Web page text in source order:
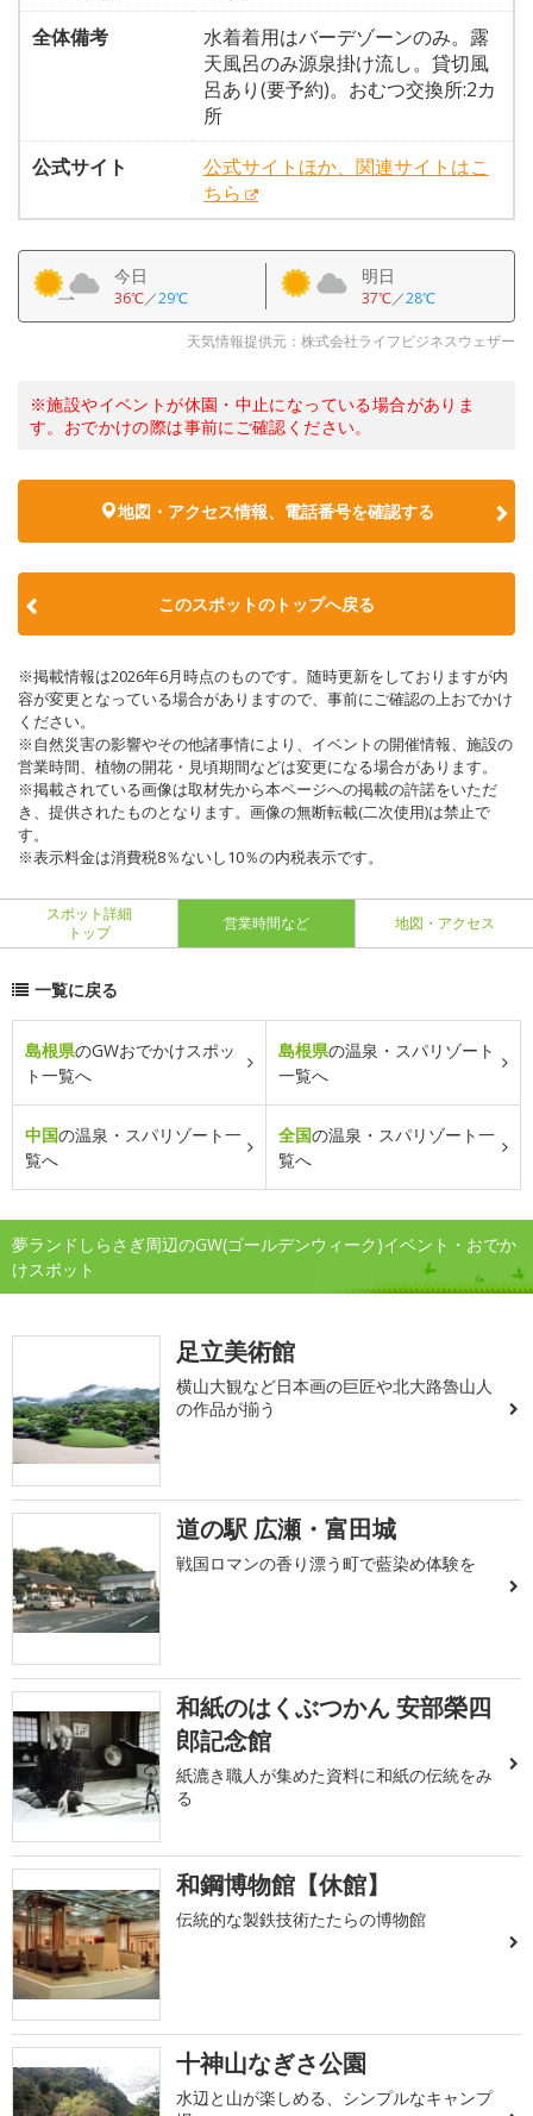
全体備考
水着着用はバーデゾーンのみ。露
天風呂のみ源泉掛け流し。貸切風
呂あり(要予約)。おむつ交換所:2カ
所
公式サイト
公式サイトほか、関連サイトはこ
ちら
今日
36℃／29℃
明日
37℃／28℃
天気情報提供元：株式会社ライフビジネスウェザー
※施設やイベントが休園・中止になっている場合がありま
す。おでかけの際は事前にご確認ください。
地図・アクセス情報、電話番号を確認する
このスポットのトップへ戻る
※掲載情報は2026年6月時点のものです。随時更新をしておりますが内
容が変更となっている場合がありますので、事前にご確認の上おでかけ
ください。
※自然災害の影響やその他諸事情により、イベントの開催情報、施設の
営業時間、植物の開花・見頃期間などは変更になる場合があります。
※掲載されている画像は取材先から本ページへの掲載の許諾をいただ
き、提供されたものとなります。画像の無断転載(二次使用)は禁止で
す。
※表示料金は消費税8％ないし10％の内税表示です。
スポット詳細
トップ
営業時間など 地図・アクセス
一覧に戻る
島根県のGWおでかけスポッ
ト一覧へ
島根県の温泉・スパリゾート
一覧へ
中国の温泉・スパリゾート一
覧へ
全国の温泉・スパリゾート一
覧へ
夢ランドしらさぎ周辺のGW(ゴールデンウィーク)イベント・おでか
けスポット
足立美術館
横山大観など日本画の巨匠や北大路魯山人
の作品が揃う
道の駅 広瀬・富田城
戦国ロマンの香り漂う町で藍染め体験を
和紙のはくぶつかん 安部榮四
郎記念館
紙漉き職人が集めた資料に和紙の伝統をみ
る
和鋼博物館【休館】
伝統的な製鉄技術たたらの博物館
十神山なぎさ公園
水辺と山が楽しめる、シンプルなキャンプ